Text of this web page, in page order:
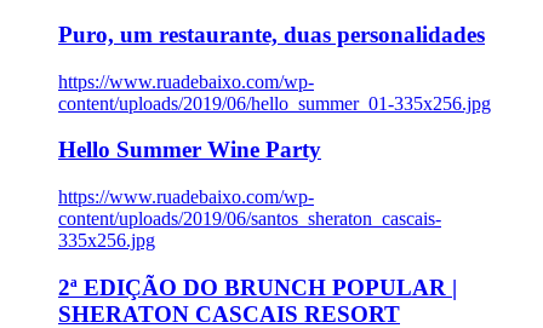
Puro, um restaurante, duas personalidades
https://www.ruadebaixo.com/wp-
content/uploads/2019/06/hello_summer_01-335x256.jpg
Hello Summer Wine Party
https://www.ruadebaixo.com/wp-
content/uploads/2019/06/santos_sheraton_cascais-
335x256.jpg
2ª EDIÇÃO DO BRUNCH POPULAR |
SHERATON CASCAIS RESORT